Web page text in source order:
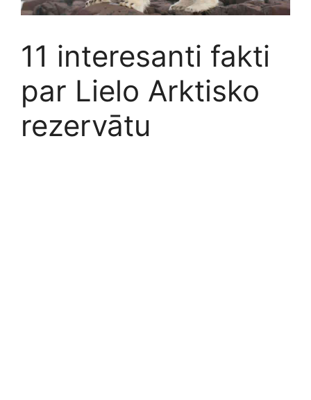
11 interesanti fakti
par Lielo Arktisko
rezervātu